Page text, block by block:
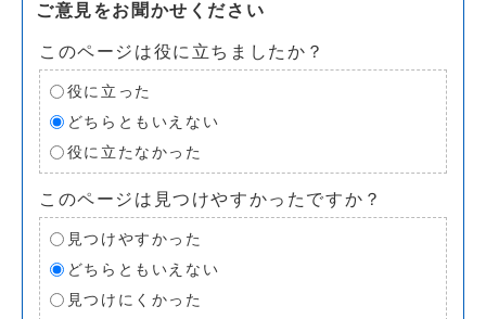
ご意見をお聞かせください
このページは役に立ちましたか？
役に立った
どちらともいえない
役に立たなかった
このページは見つけやすかったですか？
見つけやすかった
どちらともいえない
見つけにくかった